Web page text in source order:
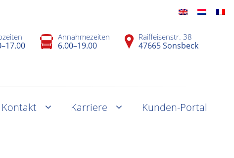
Annahmezeiten
6.00–19.00
Raiffeisenstr. 38
47665 Sonsbeck
Kontakt Karriere Kunden-Portal